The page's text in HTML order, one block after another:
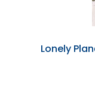
Lonely